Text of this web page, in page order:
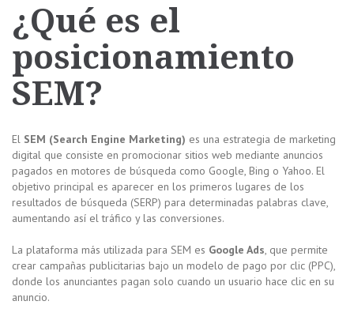
¿Qué es el
posicionamiento
SEM?
El SEM (Search Engine Marketing) es una estrategia de marketing
digital que consiste en promocionar sitios web mediante anuncios
pagados en motores de búsqueda como Google, Bing o Yahoo. El
objetivo principal es aparecer en los primeros lugares de los
resultados de búsqueda (SERP) para determinadas palabras clave,
aumentando así el tráfico y las conversiones.
La plataforma más utilizada para SEM es Google Ads, que permite
crear campañas publicitarias bajo un modelo de pago por clic (PPC),
donde los anunciantes pagan solo cuando un usuario hace clic en su
anuncio.